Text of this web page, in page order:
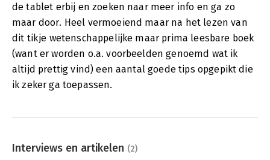
de tablet erbij en zoeken naar meer info en ga zo
maar door. Heel vermoeiend maar na het lezen van
dit tikje wetenschappelijke maar prima leesbare boek
(want er worden o.a. voorbeelden genoemd wat ik
altijd prettig vind) een aantal goede tips opgepikt die
ik zeker ga toepassen.
Interviews en artikelen (2)